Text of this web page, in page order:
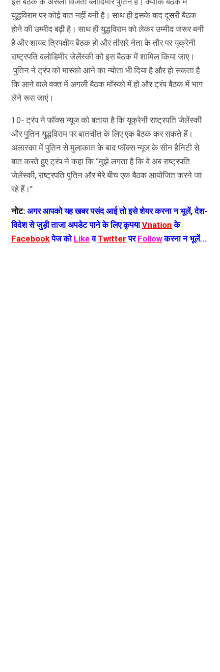
युद्धविराम पर कोई बात नहीं बनी है। साथ ही इसके बाद दूसरी बैठक
होने की उम्मीद बढ़ी है। साथ ही युद्धविराम को लेकर उम्मीद जरूर बनी
है और शायद त्रिपक्षीय बैठक हो और तीसरे नेता के तौर पर यूक्रेनी
राष्ट्रपति वलोडिमीर जेलेंस्की को इस बैठक में शामिल किया जाए।
पुतिन ने ट्रंप को मास्को आने का न्योता भी दिया है और हो सकता है
कि आने वाले वक्त में अगली बैठक मॉस्को में हो और ट्रंप बैठक में भाग
लेने रूस जाएं।
10- ट्रंप ने फॉक्स न्यूज को बताया है कि यूक्रेनी राष्ट्रपति जेलेंस्की
और पुतिन युद्धविराम पर बातचीत के लिए एक बैठक कर सकते हैं।
अलास्का में पुतिन से मुलाकात के बाद फॉक्स न्यूज के सीन हैनिटी से
बात करते हुए ट्रंप ने कहा कि “मुझे लगता है कि वे अब राष्ट्रपति
जेलेंस्की, राष्ट्रपति पुतिन और मेरे बीच एक बैठक आयोजित करने जा
रहे हैं।”
नोट: अगर आपको यह खबर पसंद आई तो इसे शेयर करना न भूलें, देश-
विदेश से जुड़ी ताजा अपडेट पाने के लिए कृपयाVnation के
Facebookपेज को Like वTwitter परFollowकरना न भूलें...